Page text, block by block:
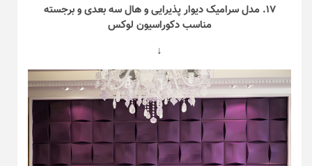
۱۷. مدل سرامیک دیوار پذیرایی و هال سه بعدی و برجسته
مناسب دکوراسیون لوکس
↓